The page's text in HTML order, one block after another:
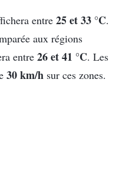
entre 25 et 33 °C.
aux régions
entre 26 et 41 °C. Les
30 km/h sur ces zones.